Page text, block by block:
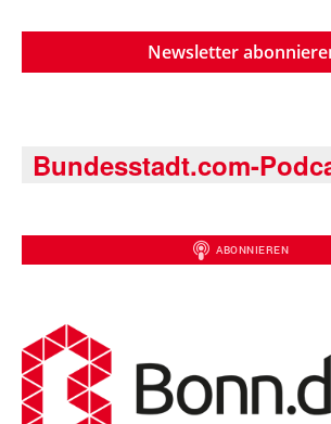
Newsletter
Bundesstadt.com-